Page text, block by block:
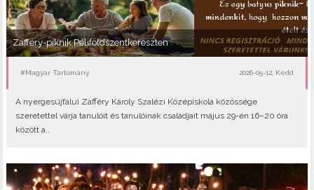
Zafféry-piknik Péliföldszentkereszten
#Magyar Tartomány 2026-05-12, Kedd
A nyergesújfalui Zafféry Károly Szalézi Középiskola közössége
szeretettel várja tanulóit és tanulóinak családjait május 29-én 16–20 óra
között a..